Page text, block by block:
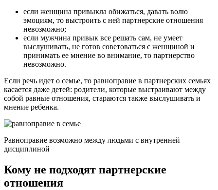
если женщина привыкла обижаться, давать волю
эмоциям, то выстроить с ней партнерские отношения
невозможно;
если мужчина привык все решать сам, не умеет
выслушивать, не готов советоваться с женщиной и
принимать ее мнение во внимание, то партнерство
невозможно.
Если речь идет о семье, то равноправие в партнерских семьях
касается даже детей: родители, которые выстраивают между
собой равные отношения, стараются также выслушивать и
мнение ребенка.
Равноправие возможно между людьми с внутренней
дисциплиной
Кому не подходят партнерские
отношения